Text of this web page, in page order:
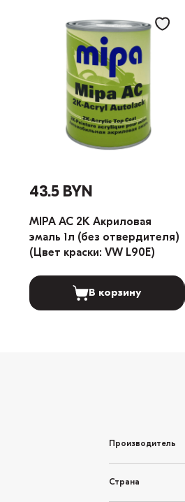
43.5 BYN
MIPA AC 2K Акриловая
эмаль 1л (без отвердителя)
(Цвет краски: VW L90E)
В корзину
Производитель
Страна